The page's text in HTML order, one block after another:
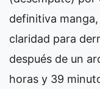
definitiva
claridad para
después de un
horas y 39